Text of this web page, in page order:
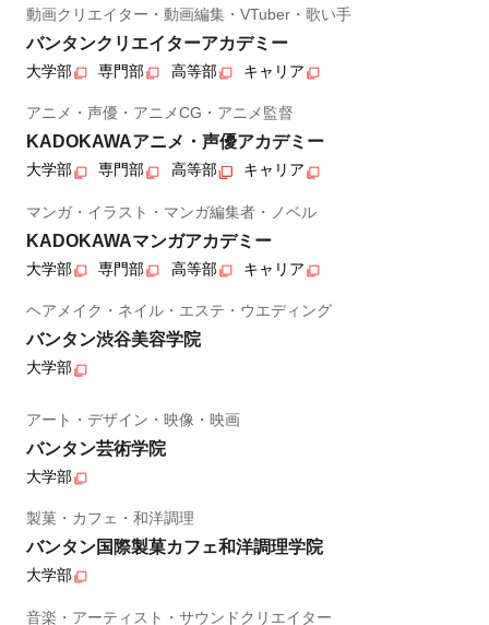
動画クリエイター・動画編集・VTuber・歌い手
バンタンクリエイターアカデミー
大学部 専門部 高等部 キャリア
アニメ・声優・アニメCG・アニメ監督
KADOKAWAアニメ・声優アカデミー
大学部 専門部 高等部 キャリア
マンガ・イラスト・マンガ編集者・ノベル
KADOKAWAマンガアカデミー
大学部 専門部 高等部 キャリア
ヘアメイク・ネイル・エステ・ウエディング
バンタン渋谷美容学院
大学部
アート・デザイン・映像・映画
バンタン芸術学院
大学部
製菓・カフェ・和洋調理
バンタン国際製菓カフェ和洋調理学院
大学部
音楽・アーティスト・サウンドクリエイター